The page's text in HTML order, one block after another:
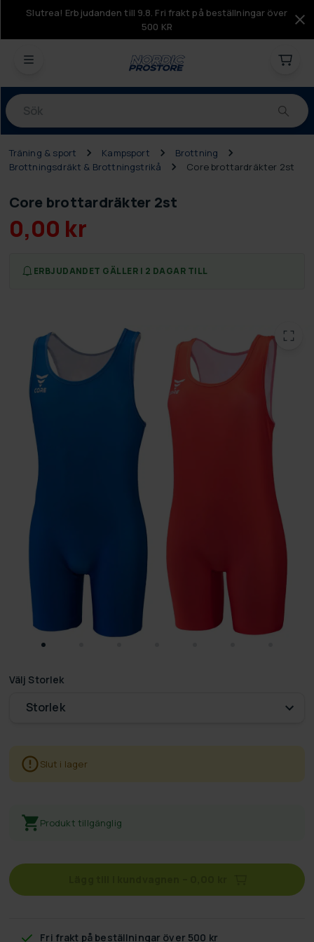
Slutrea! Erbjudanden till 9.8. Fri frakt på beställningar över
500 KR
Produkter
Träning & sport Kampsport
Brottning
Brottningsdräkt & Brottningstrikå
Core brottardräkter 2st
Core brottardräkter 2st
0,00 kr
ERBJUDANDET GÄLLER I 2 DAGAR TILL
Välj Storlek
Storlek
Slut i lager
Produkt tillgänglig
Fri frakt på beställningar över 500 kr